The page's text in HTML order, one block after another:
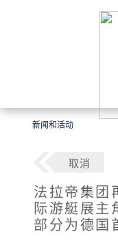
新闻和活动
取消
法拉帝集团
际游艇展主
部分为德国